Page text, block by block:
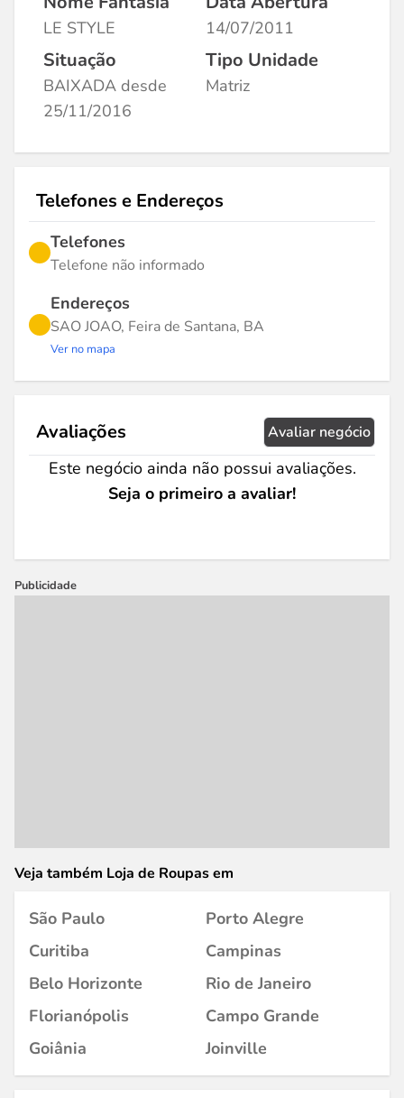
LE STYLE 14/07/2011
Situação
BAIXADA desde
25/11/2016
Tipo Unidade
Matriz
Telefones e Endereços
Telefones
Telefone não informado
Endereços
SAO JOAO, Feira de Santana, BA
Ver no mapa
Avaliações Avaliar negócio
Este negócio ainda não possui avaliações.
Seja o primeiro a avaliar!
Publicidade
Veja também Loja de Roupas em
São Paulo
Porto Alegre
Curitiba
Campinas
Belo Horizonte
Rio de Janeiro
Florianópolis
Campo Grande
Goiânia
Joinville